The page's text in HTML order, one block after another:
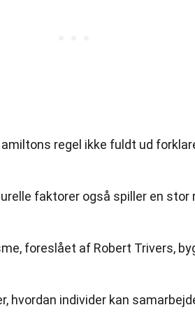
regel ikke fuldt ud
faktorer også spiller en stor
foreslået af Robert Trivers,
hvordan individer kan